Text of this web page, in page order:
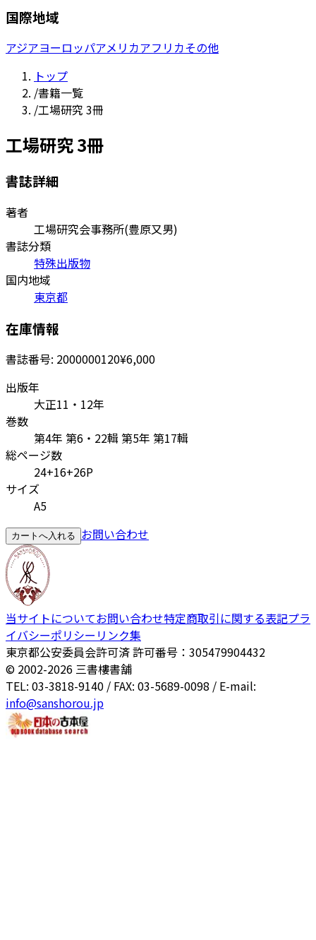
国際地域
アジアヨーロッパアメリカアフリカその他
トップ
/書籍一覧
/工場研究 3冊
工場研究 3冊
書誌詳細
著者
工場研究会事務所(豊原又男)
書誌分類
特殊出版物
国内地域
東京都
在庫情報
書誌番号: 2000000120¥6,000
出版年
大正11・12年
巻数
第4年 第6・22輯 第5年 第17輯
総ページ数
24+16+26P
サイズ
A5
カートへ入れる お問い合わせ
当サイトについてお問い合わせ特定商取引に関する表記プラ
イバシーポリシー リンク集
東京都公安委員会許可済 許可番号：305479904432
© 2002-2026 三書樓書舗
TEL: 03-3818-9140 / FAX: 03-5689-0098 / E-mail:
info@sanshorou.jp